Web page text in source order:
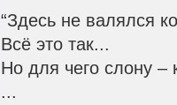
“Здесь не валялся
Всё это так...
Но для чего слону –
...